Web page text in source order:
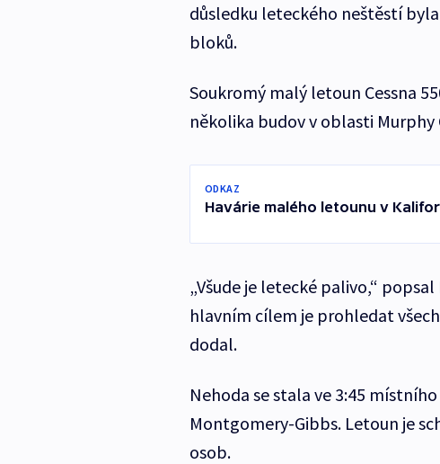
důsledku leteckého neštěstí
bloků.
Soukromý malý letoun Cessna
několika budov v oblasti Murphy
ODKAZ
Havárie malého letounu v
„Všude je letecké palivo,“
hlavním cílem je prohledat
dodal.
Nehoda se stala ve 3:45
Montgomery-Gibbs. Letoun je
osob.